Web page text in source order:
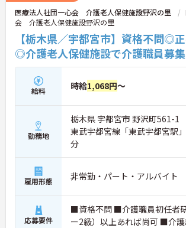
医療法人社団一心会 介護老人保健施設野沢の里
会 介護老人保健施設野沢の里
【栃木県／宇都宮市】資格不問◎
◎介護老人保健施設で介護職員募
給料 時給1,068円～
勤務地
栃木県 宇都宮市 野沢町561-1
東武宇都宮線「東武宇都宮駅
分
雇用形態 非常勤・パート・アルバイト
応募要件
■資格不問 ■介護職員初任者
ー2級）以上あれば尚可 ■介